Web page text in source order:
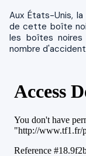
Aux États-Unis,
de cette boîte
les boîtes
nombre